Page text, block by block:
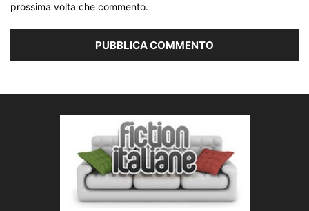
prossima volta che commento.